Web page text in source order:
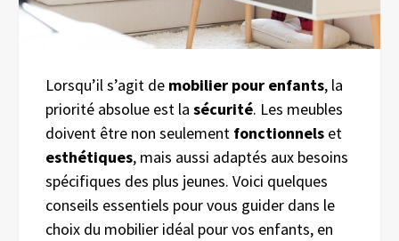
Lorsqu’il s’agit de mobilier pour enfants, la
priorité absolue est la sécurité. Les meubles
doivent être non seulement fonctionnels et
esthétiques, mais aussi adaptés aux besoins
spécifiques des plus jeunes. Voici quelques
conseils essentiels pour vous guider dans le
choix du mobilier idéal pour vos enfants, en